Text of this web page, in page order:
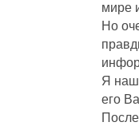
мире
Но
Я
его